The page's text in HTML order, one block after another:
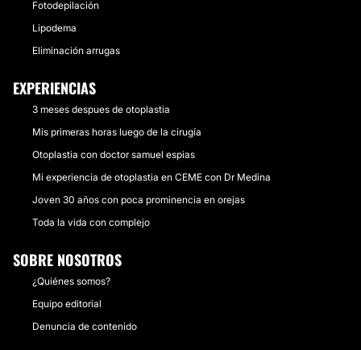
Fotodepilación
Lipodema
Eliminación arrugas
EXPERIENCIAS
3 meses despues de otoplastia
Mis primeras horas luego de la cirugía
Otoplastia con doctor samuel espias
Mi experiencia de otoplastia en CEME con Dr Medina
Joven 30 años con poca prominencia en orejas
Toda la vida con complejo
SOBRE NOSOTROS
¿Quiénes somos?
Equipo editorial
Denuncia de contenido